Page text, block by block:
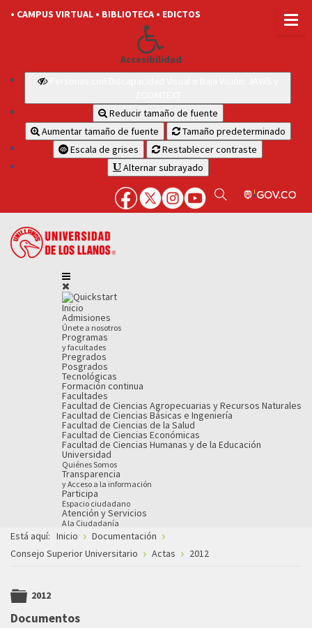
• CAMPUS VIRTUAL • BIBLIOTECA • EDICTOS
Accesibilidad
Reducir tamaño de fuente
Aumentar tamaño de fuente
Tamaño predeterminado
Escala de grises
Restablecer contraste
Alternar subrayado
Inicio
Admisiones
Únete a nosotros
Programas
y facultades
Pregrados
Posgrados
Tecnológicas
Formación continua
Facultades
Facultad de Ciencias Agropecuarias y Recursos Naturales
Facultad de Ciencias Básicas e Ingeniería
Facultad de Ciencias de la Salud
Facultad de Ciencias Económicas
Facultad de Ciencias Humanas y de la Educación
Universidad
Quiénes Somos
Transparencia
y Acceso a la información
Participa
Espacio ciudadano
Atención y Servicios
A la Ciudadanía
Está aquí: Inicio
Documentación
Consejo Superior Universitario
Actas 2012
folder
2012
Documentos